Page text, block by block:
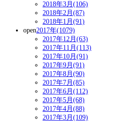
2018年3月(106)
2018年2月(87)
2018年1月(91)
open2017年(1079)
2017年12月(63)
2017年11月(113)
2017年10月(91)
2017年9月(91)
2017年8月(90)
2017年7月(85)
2017年6月(112)
2017年5月(68)
2017年4月(88)
2017年3月(109)